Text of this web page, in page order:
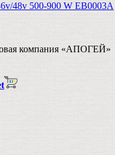
48v 500-900 W EB0003А
компания «АПОГЕЙ»